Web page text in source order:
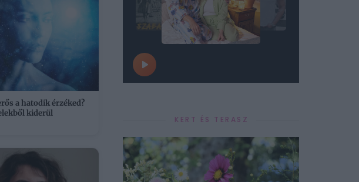
a hatodik érzéked?
kiderül
KERT ÉS TERASZ